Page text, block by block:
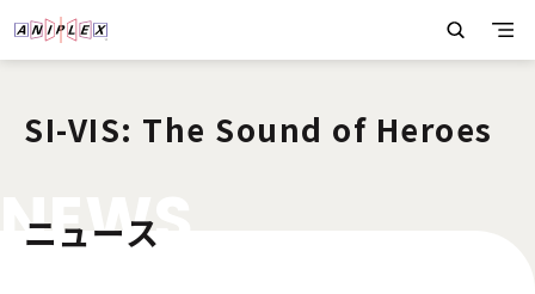
SI-VIS: The Sound of Heroes
NEWS
ニュース